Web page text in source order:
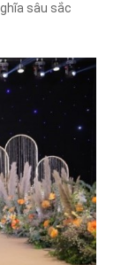
sâu sắc